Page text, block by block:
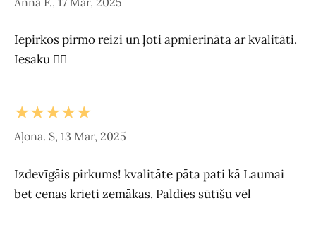
Iepirkos pirmo reizi un ļoti apmierināta ar kvalitāti.
Iesaku 👍🏻
★★★★★
Aļona. S, 13 Mar, 2025
Izdevīgāis pirkums! kvalitāte pāta pati kā Laumai
bet cenas krieti zemākas. Paldies sūtīšu vēl